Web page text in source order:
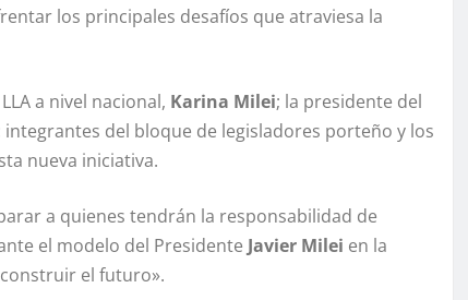
los principales desafíos que atraviesa la
a nivel nacional, Karina Milei; la presidente del
integrantes del bloque de legisladores porteño y los
nueva iniciativa.
a quienes tendrán la responsabilidad de
el modelo del Presidente Javier Milei en la
el futuro».